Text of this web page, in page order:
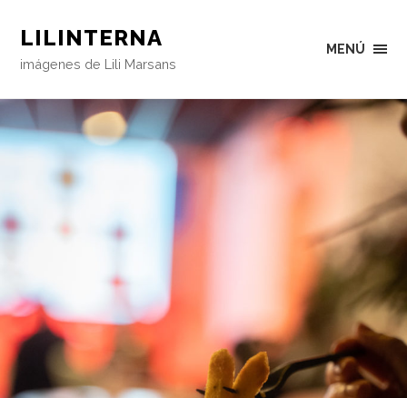
LILINTERNA
imágenes de Lili Marsans
MENÚ